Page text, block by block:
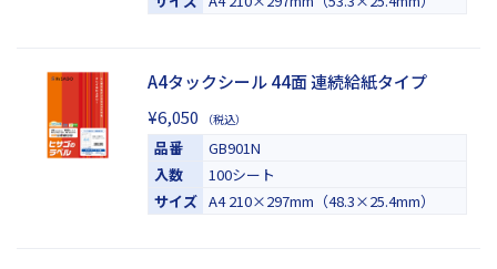
A4タックシール 44面 連続給紙タイプ
¥6,050
（税込）
品番
GB901N
入数
100シート
サイズ A4 210×297mm（48.3×25.4mm）